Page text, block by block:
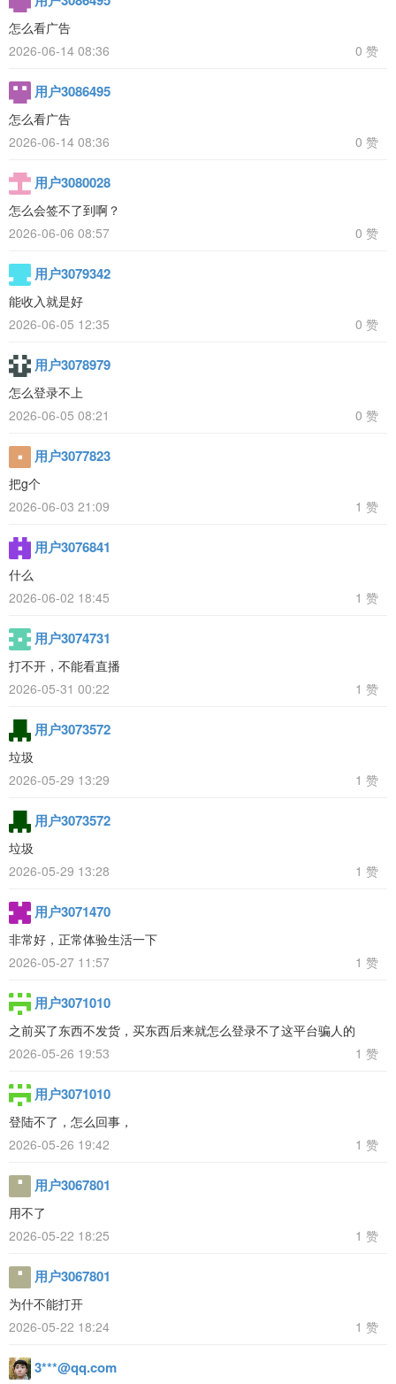
怎么看广告
2026-06-14 08:36
0 赞
用户3086495
怎么看广告
2026-06-14 08:36
0 赞
用户3080028
怎么会签不了到啊？
2026-06-06 08:57
0 赞
用户3079342
能收入就是好
2026-06-05 12:35
0 赞
用户3078979
怎么登录不上
2026-06-05 08:21
0 赞
用户3077823
把g个
2026-06-03 21:09
1 赞
用户3076841
什么
2026-06-02 18:45
1 赞
用户3074731
打不开，不能看直播
2026-05-31 00:22
1 赞
用户3073572
垃圾
2026-05-29 13:29
1 赞
用户3073572
垃圾
2026-05-29 13:28
1 赞
用户3071470
非常好，正常体验生活一下
2026-05-27 11:57
1 赞
用户3071010
之前买了东西不发货，买东西后来就怎么登录不了这平台骗人的
2026-05-26 19:53
1 赞
用户3071010
登陆不了，怎么回事，
2026-05-26 19:42
1 赞
用户3067801
用不了
2026-05-22 18:25
1 赞
用户3067801
为什不能打开
2026-05-22 18:24
1 赞
3***@qq.com